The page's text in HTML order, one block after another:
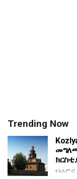
Trending Now